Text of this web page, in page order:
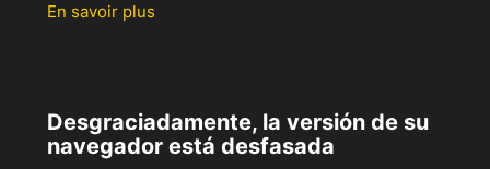
En savoir plus
Desgraciadamente, la versión de su
navegador está desfasada